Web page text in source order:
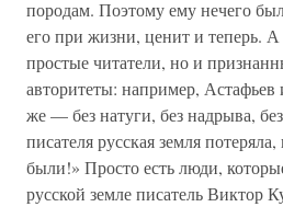
породам. Поэтому ему нечего
его при жизни, ценит и теперь. А
простые читатели, но и
авторитеты: например,
же — без натуги, без надрыва,
писателя русская земля
были!» Просто есть люди,
русской земле писатель Виктор